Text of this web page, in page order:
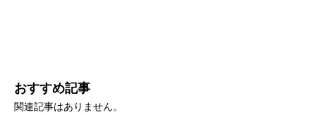
おすすめ記事
関連記事はありません。